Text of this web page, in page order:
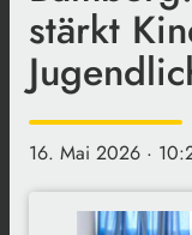
stärkt
16. Mai 2026 ·